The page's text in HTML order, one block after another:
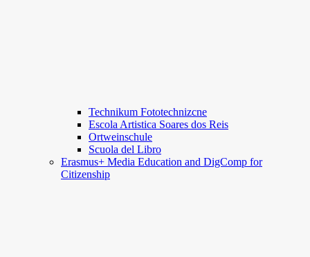
Technikum Fototechnizcne
Escola Artistica Soares dos Reis
Ortweinschule
Scuola del Libro
Erasmus+ Media Education and DigComp for
Citizenship